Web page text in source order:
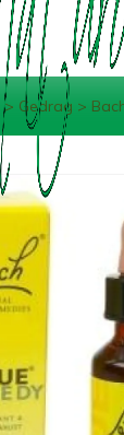
> Gedrag >